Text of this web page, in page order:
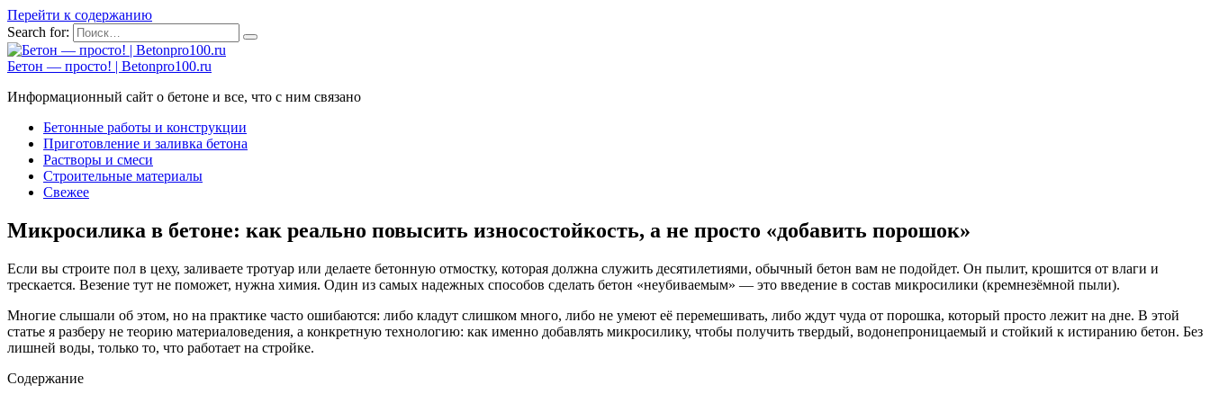
Перейти к содержанию
Search for:
Бетон — просто! | Betonpro100.ru
Информационный сайт о бетоне и все, что с ним связано
Бетонные работы и конструкции
Приготовление и заливка бетона
Растворы и смеси
Строительные материалы
Свежее
Микросилика в бетоне: как реально повысить износостойкость, а не просто «добавить порошок»
Если вы строите пол в цеху, заливаете тротуар или делаете бетонную отмостку, которая должна служить десятилетиями, обычный бетон вам не подойдет. Он пылит, крошится от влаги и
трескается. Везение тут не поможет, нужна химия. Один из самых надежных способов сделать бетон «неубиваемым» — это введение в состав микросилики (кремнезёмной пыли).
Многие слышали об этом, но на практике часто ошибаются: либо кладут слишком много, либо не умеют её перемешивать, либо ждут чуда от порошка, который просто лежит на дне. В этой
статье я разберу не теорию материаловедения, а конкретную технологию: как именно добавлять микросилику, чтобы получить твердый, водонепроницаемый и стойкий к истиранию бетон. Без
лишней воды, только то, что работает на стройке.
Содержание